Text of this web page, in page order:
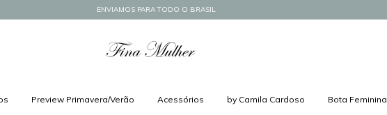
ENVIAMOS PARA TODO O BRASIL
Preview Primavera/Verão Acessórios by Camila Cardoso Bota Feminina